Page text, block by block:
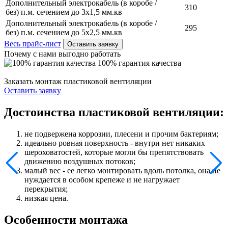
Дополнительный электрокабель (в коробе /
без) п.м. сечением до 3х1,5 мм.кв
310
Дополнительный электрокабель (в коробе /
без) п.м. сечением до 5х2,5 мм.кв
295
Весь прайс-лист
Оставить заявку
Почему с нами выгодно работать
100% гарантия качества
Заказать монтаж пластиковой вентиляции
Оставить заявку
Достоинства пластиковой вентиляции:
не подвержена коррозии, плесени и прочим бактериям;
идеально ровная поверхность - внутри нет никаких
шероховатостей, которые могли бы препятствовать
движению воздушных потоков;
малый вес - ее легко монтировать вдоль потолка, она не
нуждается в особом крепеже и не нагружает
перекрытия;
низкая цена.
Особенности монтажа